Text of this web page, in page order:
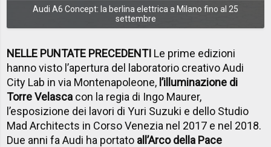
Audi A6 Concept: la berlina elettrica a Milano fino al 25
settembre
NELLE PUNTATE PRECEDENTI Le prime edizioni
hanno visto l’apertura del laboratorio creativo Audi
City Lab in via Montenapoleone, l’illuminazione di
Torre Velasca con la regia di Ingo Maurer,
l’esposizione dei lavori di Yuri Suzuki e dello Studio
Mad Architects in Corso Venezia nel 2017 e nel 2018.
Due anni fa Audi ha portato all’Arco della Pace